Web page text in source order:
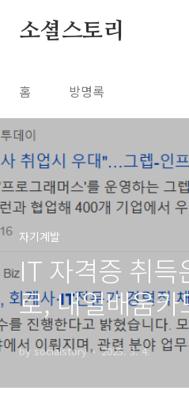
소셜스토리
홈 방명록
자기계발
IT 자격증 취득
로, 내일배움카
by socialstory 2025. 3. 4.